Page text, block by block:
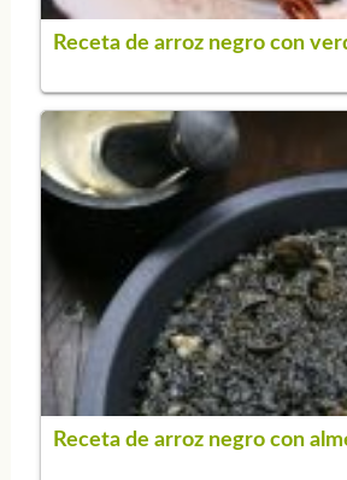
Receta de arroz negro con
Receta de arroz negro con